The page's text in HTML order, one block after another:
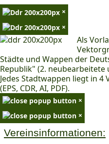
×
×
Als
Städte und Wappen der
Republik" (2.
Jedes Stadtwappen liegt in
(EPS, CDR, AI, PDF).
×
×
Vereinsinformationen: